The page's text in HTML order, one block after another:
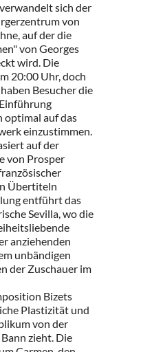
sich der
von
auf der die
von Georges
wird. Die
20:00 Uhr, doch
Besucher die
optimal auf das
einzustimmen.
auf der
von Prosper
Übertiteln
entführt das
Sevilla, wo die
anziehenden
unbändigen
der Zuschauer im
Bizets
Plastizität und
von der
zieht. Die